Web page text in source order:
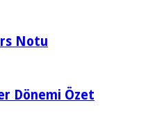
Notu
Dönemi Özet